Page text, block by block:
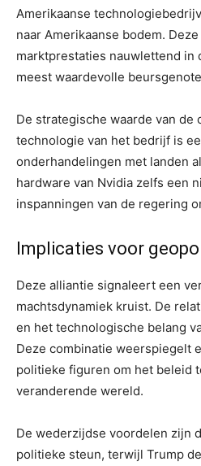
Amerikaanse
naar Amerikaanse bodem.
marktprestaties nauwlettend in
meest waardevolle
De strategische waarde van de
technologie van het bedrijf is
onderhandelingen met landen
hardware van Nvidia zelfs een
inspanningen van de regering
Implicaties voor
Deze alliantie signaleert een
machtsdynamiek kruist. De
en het technologische belang
Deze combinatie weerspiegelt
politieke figuren om het beleid
veranderende wereld.
De wederzijdse voordelen zijn
politieke steun, terwijl Trump